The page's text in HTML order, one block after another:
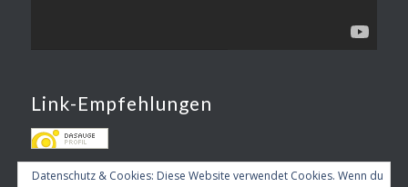
Link-Empfehlungen
Datenschutz & Cookies: Diese Website verwendet Cookies. Wenn du